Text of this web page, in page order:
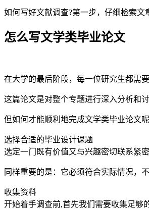
如何写好文献调查?第一步，仔细检索文
怎么写文学类毕业论文
在大学的最后阶段，每一位研究生都需
这篇论文是对整个专题进行深入分析和
但如何才能顺利地完成文学类毕业论文
选择合适的毕业设计课题
选定一门既有价值又与兴趣密切联系紧
同样重要的是：它必须符合实际情况，
收集资料
开始着手调查前,首先我们需要收集足够